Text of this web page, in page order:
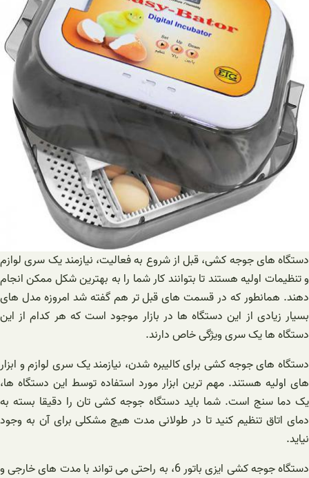
دستگاه های جوجه کشی، قبل از شروع به فعالیت، نیازمند یک سری لوازم
و تنظیمات اولیه هستند تا بتوانند کار شما را به بهترین شکل ممکن انجام
دهند. همانطور که در قسمت های قبل تر هم گفته شد امروزه مدل های
بسیار زیادی از این دستگاه ها در بازار موجود است که هر کدام از این
دستگاه ها یک سری ویژگی خاص دارند.
دستگاه های جوجه کشی برای کالیبره شدن، نیازمند یک سری لوازم و ابزار
های اولیه هستند. مهم ترین ابزار مورد استفاده توسط این دستگاه ها،
یک دما سنج است. شما باید دستگاه جوجه کشی تان را دقیقا بسته به
دمای اتاق تنظیم کنید تا در طولانی مدت هیچ مشکلی برای آن به وجود
نیاید.
دستگاه جوجه کشی ایزی باتور 6، به راحتی می تواند با مدت های خارجی و